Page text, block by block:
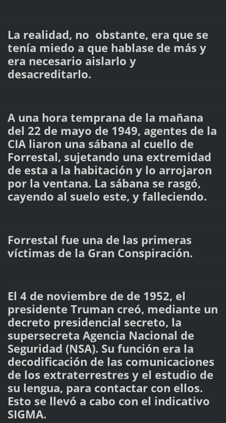
La realidad, no obstante, era que se
tenía miedo a que hablase de más y
era necesario aislarlo y
desacreditarlo.
A una hora temprana de la mañana
del 22 de mayo de 1949, agentes de la
CIA liaron una sábana al cuello de
Forrestal, sujetando una extremidad
de esta a la habitación y lo arrojaron
por la ventana. La sábana se rasgó,
cayendo al suelo este, y falleciendo.
Forrestal fue una de las primeras
víctimas de la Gran Conspiración.
El 4 de noviembre de de 1952, el
presidente Truman creó, mediante un
decreto presidencial secreto, la
supersecreta Agencia Nacional de
Seguridad (NSA). Su función era la
decodificación de las comunicaciones
de los extraterrestres y el estudio de
su lengua, para contactar con ellos.
Esto se llevó a cabo con el indicativo
SIGMA.